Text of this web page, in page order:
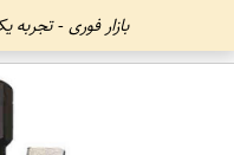
بازار فوری -